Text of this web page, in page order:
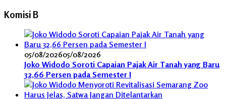
Komisi B
05/08/202605/08/2026
Joko Widodo Soroti Capaian Pajak Air Tanah yang Baru
32,66 Persen pada Semester I